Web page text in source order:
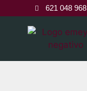
621 048 968